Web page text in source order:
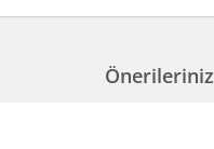
Önerileriniz